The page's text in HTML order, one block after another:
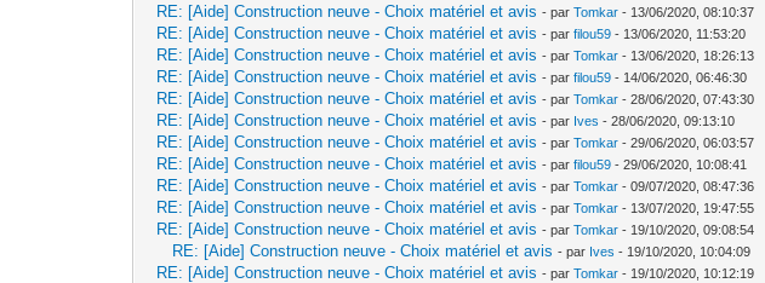
RE: [Aide] Construction neuve - Choix matériel et avis - parTomkar - 13/06/2020, 08:10:37
RE: [Aide] Construction neuve - Choix matériel et avis - parfilou59 - 13/06/2020, 11:53:20
RE: [Aide] Construction neuve - Choix matériel et avis - parTomkar - 13/06/2020, 18:26:13
RE: [Aide] Construction neuve - Choix matériel et avis - parfilou59 - 14/06/2020, 06:46:30
RE: [Aide] Construction neuve - Choix matériel et avis - parTomkar - 28/06/2020, 07:43:30
RE: [Aide] Construction neuve - Choix matériel et avis - par Ives - 28/06/2020, 09:13:10
RE: [Aide] Construction neuve - Choix matériel et avis - parTomkar - 29/06/2020, 06:03:57
RE: [Aide] Construction neuve - Choix matériel et avis - parfilou59 - 29/06/2020, 10:08:41
RE: [Aide] Construction neuve - Choix matériel et avis - parTomkar - 09/07/2020, 08:47:36
RE: [Aide] Construction neuve - Choix matériel et avis - parTomkar - 13/07/2020, 19:47:55
RE: [Aide] Construction neuve - Choix matériel et avis - parTomkar - 19/10/2020, 09:08:54
RE: [Aide] Construction neuve - Choix matériel et avis - par Ives - 19/10/2020, 10:04:09
RE: [Aide] Construction neuve - Choix matériel et avis - parTomkar - 19/10/2020, 10:12:19